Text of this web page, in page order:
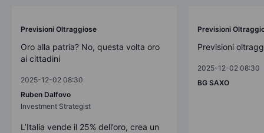
Previsioni Oltraggiose
Oro alla patria? No, questa volta oro
ai cittadini
2025-12-02 08:30
Ruben Dalfovo
Investment Strategist
L’Italia vende il 25% dell’oro, crea un
Previsioni
Previsioni
2025-12-02 08:30
BG SAXO